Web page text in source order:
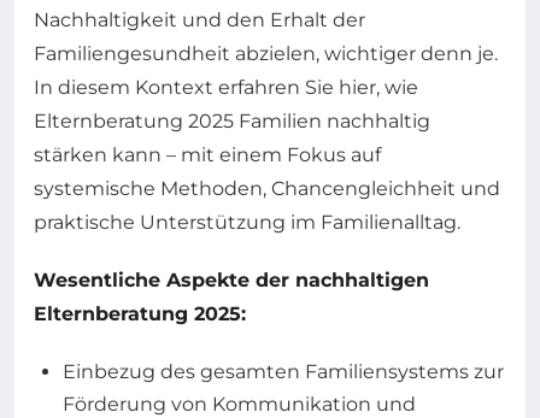
Nachhaltigkeit und den Erhalt der
Familiengesundheit abzielen, wichtiger denn je.
In diesem Kontext erfahren Sie hier, wie
Elternberatung 2025 Familien nachhaltig
stärken kann – mit einem Fokus auf
systemische Methoden, Chancengleichheit und
praktische Unterstützung im Familienalltag.
Wesentliche Aspekte der nachhaltigen
Elternberatung 2025:
Einbezug des gesamten Familiensystems zur
Förderung von Kommunikation und